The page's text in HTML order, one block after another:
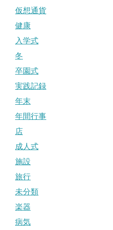
仮想通貨
健康
入学式
冬
卒園式
実践記録
年末
年間行事
店
成人式
施設
旅行
未分類
楽器
病気